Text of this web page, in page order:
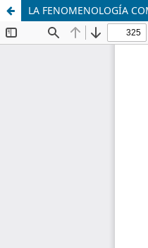
LA FENOMENOLOGÍA